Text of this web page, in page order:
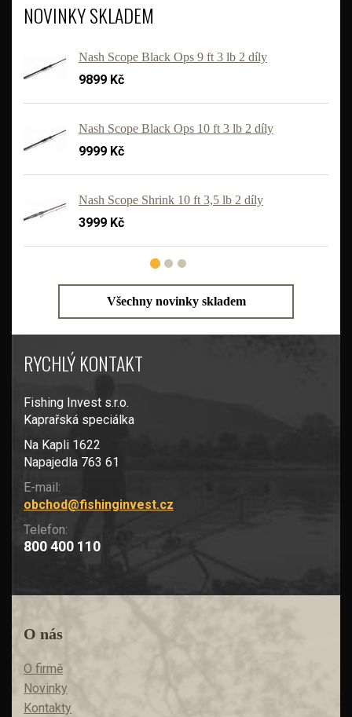
NOVINKY SKLADEM
Nash Scope Black Ops 9 ft 3 lb 2 díly
9899 Kč
Nash Scope Black Ops 10 ft 3 lb 2 díly
9999 Kč
Nash Scope Shrink 10 ft 3,5 lb 2 díly
3999 Kč
Všechny novinky skladem
RYCHLÝ KONTAKT
Fishing Invest s.r.o.
Kaprařská speciálka
Na Kapli 1622
Napajedla 763 61
E-mail:
obchod@fishinginvest.cz
Telefon:
800 400 110
O nás
O firmě
Novinky
Kontakty